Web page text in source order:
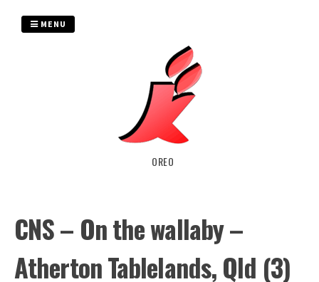
OREO
MENU
CNS – On the wallaby –
Atherton Tablelands, Qld (3)